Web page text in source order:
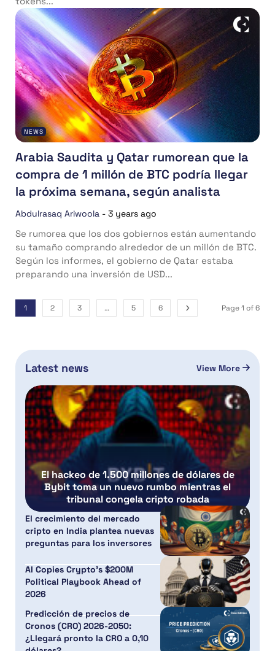
NEWS
Arabia Saudita y Qatar rumorean que la
compra de 1 millón de BTC podría llegar
la próxima semana, según analista
Abdulrasaq Ariwoola - 3 years ago
Se rumorea que los dos gobiernos están aumentando
su tamaño comprando alrededor de un millón de BTC.
Según los informes, el gobierno de Qatar estaba
preparando una inversión de USD...
1 2 3 … 5 6 Page 1 of 6
Latest news View More
El hackeo de 1.500 millones de dólares de
Bybit toma un nuevo rumbo mientras el
tribunal congela cripto robada
El crecimiento del mercado
cripto en India plantea nuevas
preguntas para los inversores
AI Copies Crypto’s $200M
Political Playbook Ahead of
2026
Predicción de precios de
Cronos (CRO) 2026-2050:
¿Llegará pronto la CRO a 0,10